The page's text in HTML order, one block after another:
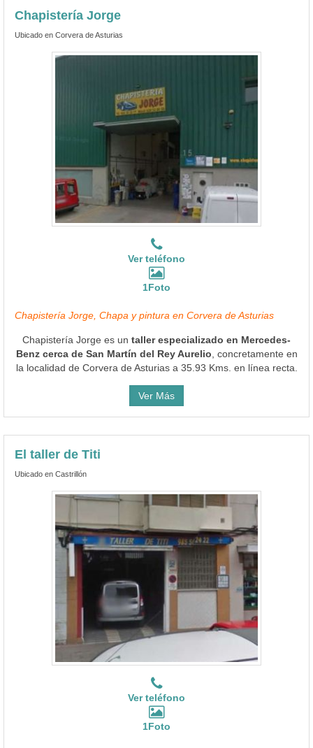
Chapistería Jorge
Ubicado en Corvera de Asturias
Ver teléfono
1Foto
Chapistería Jorge, Chapa y pintura en Corvera de Asturias
Chapistería Jorge es un taller especializado en Mercedes-
Benz cerca de San Martín del Rey Aurelio , concretamente en
la localidad de Corvera de Asturias a 35.93 Kms. en línea recta.
Ver Más
El taller de Titi
Ubicado en Castrillón
Ver teléfono
1Foto